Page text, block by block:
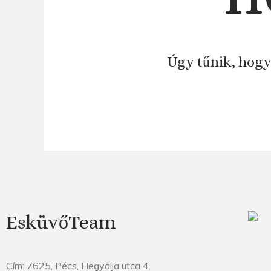
Úgy tűnik,
EsküvőTeam
Cím: 7625, Pécs, Hegyalja utca 4.